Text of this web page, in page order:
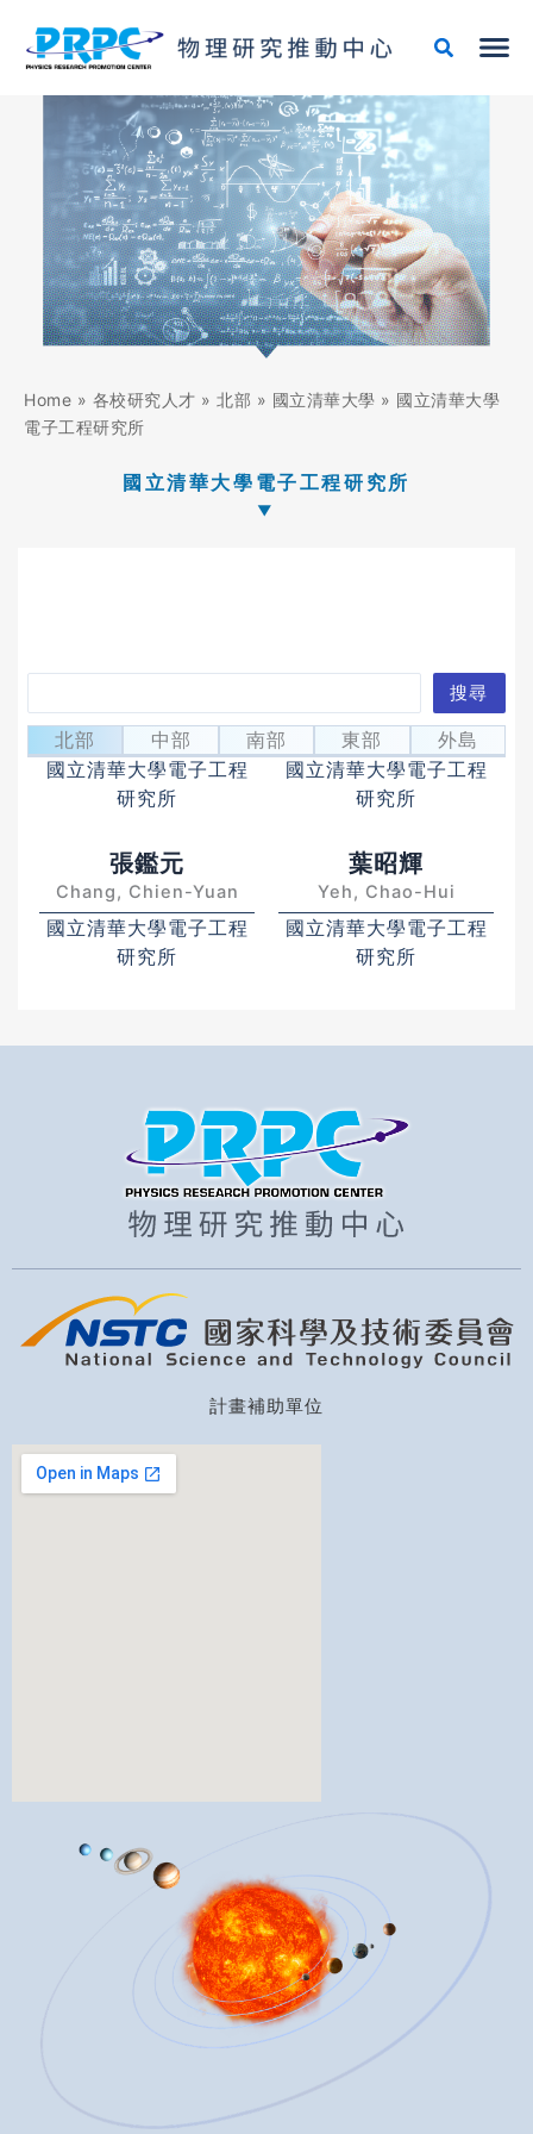
Home » 各校研究人才 » 北部 » 國立清華大學 » 國立清華大學
電子工程研究所
國立清華大學電子工程研究所
吳玉書
Wu, Yu-Shu George
國立清華大學電子工程
研究所
邱博文
Chiu, Po-Wen
國立清華大學電子工程
研究所
張鑑元
Chang, Chien-Yuan
國立清華大學電子工程
研究所
葉昭輝
Yeh, Chao-Hui
國立清華大學電子工程
研究所
尋
搜尋
北部 中部 南部 東部 外島
計畫補助單位